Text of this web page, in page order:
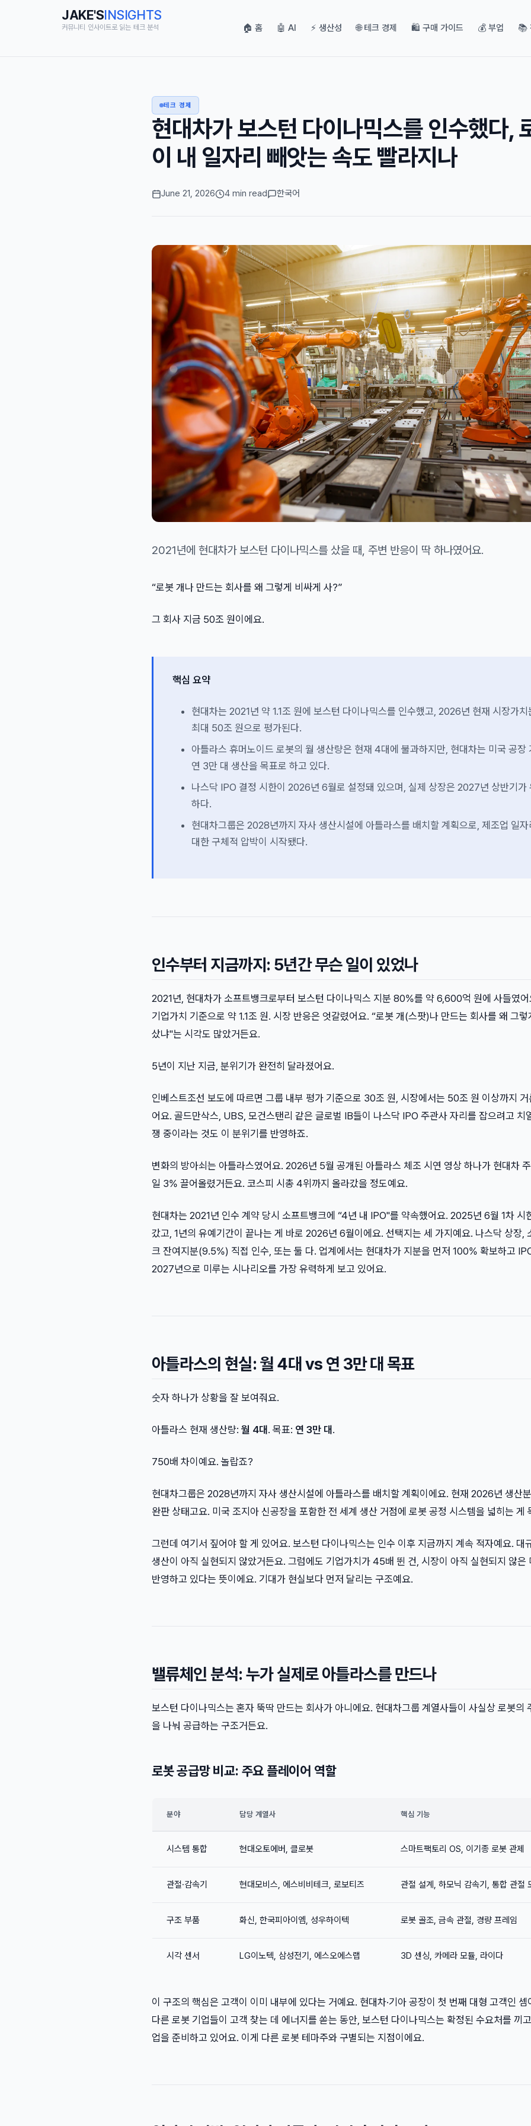
JAKE'SINSIGHTS
커뮤니티 인사이트로 읽는 테크 분석 🏠 홈 🤖 AI ⚡ 생산성 🌐 테크 경제 🛍️ 구매 가이드 💰 부업 📚
테크 경제
현대차가 보스턴 다이나믹스를 인수했다,
이 내 일자리 빼앗는 속도 빨라지나
June 21, 2026 4 min read 한국어
2021년에 현대차가 보스턴 다이나믹스를 샀을 때, 주변 반응이 딱 하나였어요.
“로봇 개나 만드는 회사를 왜 그렇게 비싸게 사?”
그 회사 지금 50조 원이에요.
핵심 요약
현대차는 2021년 약 1.1조 원에 보스턴 다이나믹스를 인수했고, 2026년 현재 시장가치
최대 50조 원으로 평가된다.
아틀라스 휴머노이드 로봇의 월 생산량은 현재 4대에 불과하지만, 현대차는 미국 공장
연 3만 대 생산을 목표로 하고 있다.
나스닥 IPO 결정 시한이 2026년 6월로 설정돼 있으며, 실제 상장은 2027년 상반기가
하다.
현대차그룹은 2028년까지 자사 생산시설에 아틀라스를 배치할 계획으로, 제조업 일자
대한 구체적 압박이 시작됐다.
인수부터 지금까지: 5년간 무슨 일이 있었나
2021년, 현대차가 소프트뱅크로부터 보스턴 다이나믹스 지분 80%를 약 6,600억 원에 사들였어
기업가치 기준으로 약 1.1조 원. 시장 반응은 엇갈렸어요. “로봇 개(스팟)나 만드는 회사를 왜 그렇
샀냐"는 시각도 많았거든요.
5년이 지난 지금, 분위기가 완전히 달라졌어요.
인베스트조선 보도에 따르면 그룹 내부 평가 기준으로 30조 원, 시장에서는 50조 원 이상까지 거
어요. 골드만삭스, UBS, 모건스탠리 같은 글로벌 IB들이 나스닥 IPO 주관사 자리를 잡으려고 치
쟁 중이라는 것도 이 분위기를 반영하죠.
변화의 방아쇠는 아틀라스였어요. 2026년 5월 공개된 아틀라스 체조 시연 영상 하나가 현대차
일 3% 끌어올렸거든요. 코스피 시총 4위까지 올라갔을 정도예요.
현대차는 2021년 인수 계약 당시 소프트뱅크에 “4년 내 IPO"를 약속했어요. 2025년 6월 1차 시
갔고, 1년의 유예기간이 끝나는 게 바로 2026년 6월이에요. 선택지는 세 가지예요. 나스닥 상장,
크 잔여지분(9.5%) 직접 인수, 또는 둘 다. 업계에서는 현대차가 지분을 먼저 100% 확보하고
2027년으로 미루는 시나리오를 가장 유력하게 보고 있어요.
아틀라스의 현실: 월 4대 vs 연 3만 대 목표
숫자 하나가 상황을 잘 보여줘요.
아틀라스 현재 생산량: 월 4대. 목표: 연 3만 대.
750배 차이예요. 놀랍죠?
현대차그룹은 2028년까지 자사 생산시설에 아틀라스를 배치할 계획이에요. 현재 2026년 생산
완판 상태고요. 미국 조지아 신공장을 포함한 전 세계 생산 거점에 로봇 공정 시스템을 넓히는 게
그런데 여기서 짚어야 할 게 있어요. 보스턴 다이나믹스는 인수 이후 지금까지 계속 적자예요. 대
생산이 아직 실현되지 않았거든요. 그럼에도 기업가치가 45배 뛴 건, 시장이 아직 실현되지 않은
반영하고 있다는 뜻이에요. 기대가 현실보다 먼저 달리는 구조예요.
밸류체인 분석: 누가 실제로 아틀라스를 만드나
보스턴 다이나믹스는 혼자 뚝딱 만드는 회사가 아니에요. 현대차그룹 계열사들이 사실상 로봇의
을 나눠 공급하는 구조거든요.
로봇 공급망 비교: 주요 플레이어 역할
분야 담당 계열사 핵심 기능
시스템 통합 현대오토에버, 클로봇 스마트팩토리 OS, 이기종 로봇 관제
관절·감속기 현대모비스, 에스비비테크, 로보티즈 관절 설계, 하모닉 감속기, 통합 관절
구조 부품 화신, 한국피아이엠, 성우하이텍 로봇 골조, 금속 관절, 경량 프레임
시각 센서 LG이노텍, 삼성전기, 에스오에스랩 3D 센싱, 카메라 모듈, 라이다
이 구조의 핵심은 고객이 이미 내부에 있다는 거예요. 현대차·기아 공장이 첫 번째 대형 고객인 셈
다른 로봇 기업들이 고객 찾는 데 에너지를 쏟는 동안, 보스턴 다이나믹스는 확정된 수요처를 끼
업을 준비하고 있어요. 이게 다른 로봇 테마주와 구별되는 지점이에요.